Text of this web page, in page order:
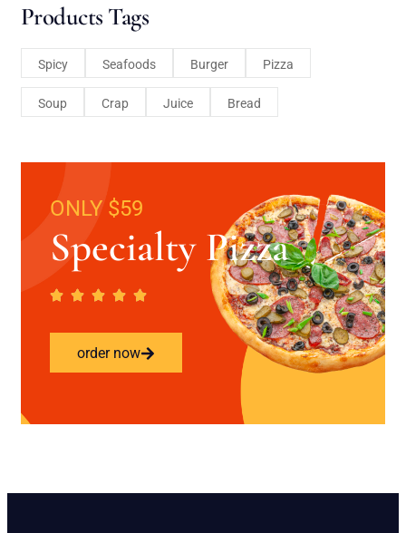
Products Tags
Spicy Seafoods Burger Pizza
Soup Crap Juice Bread
ONLY $59
Specialty Pizza
order now